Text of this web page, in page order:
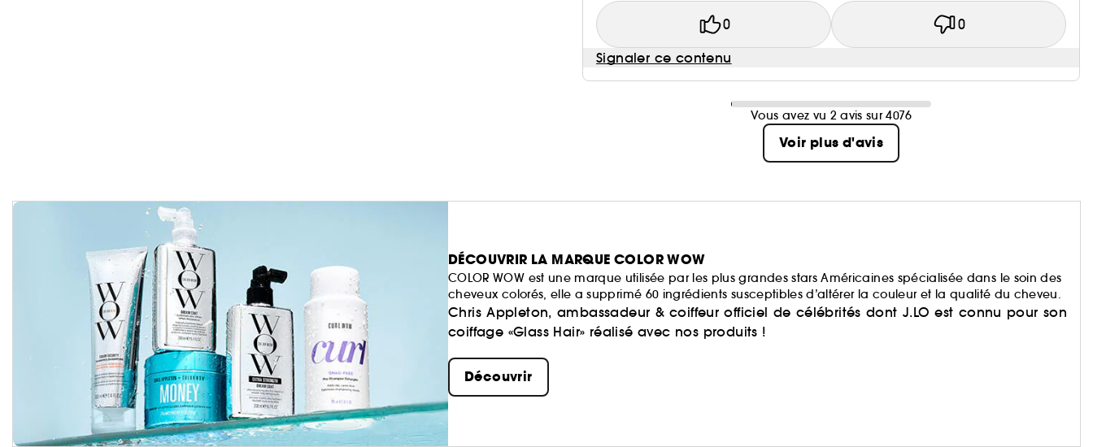
0 0
Signaler ce contenu
Vous avez vu 2 avis sur 4076
Voir plus d'avis
DÉCOUVRIR LA MARQUE COLOR WOW
COLOR WOW est une marque utilisée par les plus grandes stars Américaines spécialisée dans le soin des
cheveux colorés, elle a supprimé 60 ingrédients susceptibles d’altérer la couleur et la qualité du cheveu.
Chris Appleton, ambassadeur & coiffeur officiel de célébrités dont J.LO est connu pour son
coiffage «Glass Hair» réalisé avec nos produits !
Découvrir